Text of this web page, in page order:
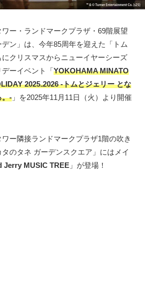
ー・ランドマークプラザ・69階展望
ン」は、今年85周年を迎えた「トム
クリスマスからニューイヤーシーズ
デーイベント「YOKOHAMA MINATO
2025₋2026 -トムとジェリー とな
。- 」を2025年11月11日（火）より開催
ー隣接ランドマークプラザ1階の吹き
のタネ ガーデンスクエア」にはメイ
Jerry MUSIC TREE 」が登場！